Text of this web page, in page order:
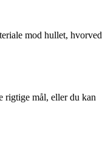
mod hullet, hvorved
rigtige mål, eller du kan